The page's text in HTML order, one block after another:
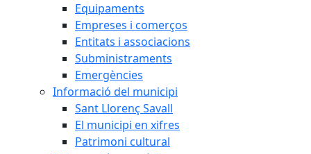
Equipaments
Empreses i comerços
Entitats i associacions
Subministraments
Emergències
Informació del municipi
Sant Llorenç Savall
El municipi en xifres
Patrimoni cultural